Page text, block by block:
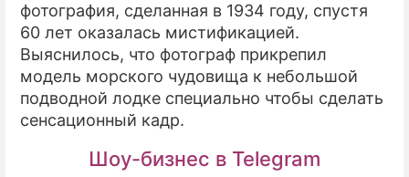
фотография, сделанная в 1934 году, спустя
60 лет оказалась мистификацией.
Выяснилось, что фотограф прикрепил
модель морского чудовища к небольшой
подводной лодке специально чтобы сделать
сенсационный кадр.
Шоу-бизнес в Telegram